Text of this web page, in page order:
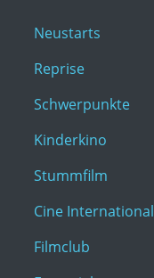
Neustarts
Reprise
Schwerpunkte
Kinderkino
Stummfilm
Cine International
Filmclub